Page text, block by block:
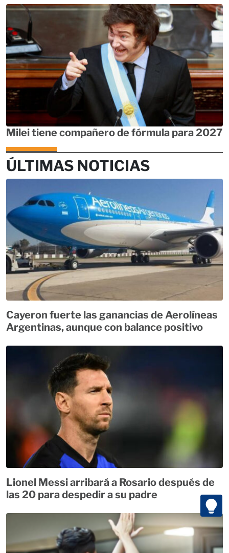
Milei tiene compañero de fórmula para 2027
ÚLTIMAS NOTICIAS
Cayeron fuerte las ganancias de Aerolíneas
Argentinas, aunque con balance positivo
Lionel Messi arribará a Rosario después de
las 20 para despedir a su padre